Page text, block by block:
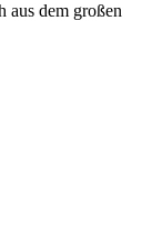
aus dem großen